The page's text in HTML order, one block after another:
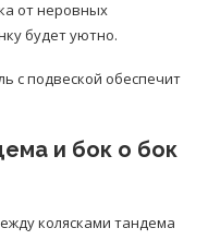
от неровных
будет уютно.
с подвеской обеспечит
и бок о бок
колясками тандема